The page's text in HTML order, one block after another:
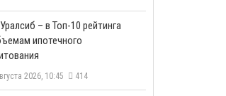
– в Топ-10 рейтинга
ипотечного
2026, 10:45 414